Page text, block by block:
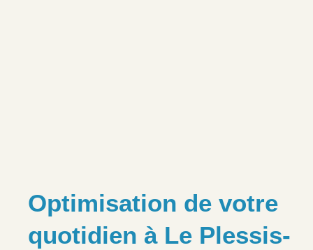
Optimisation de votre
quotidien à Le Plessis-